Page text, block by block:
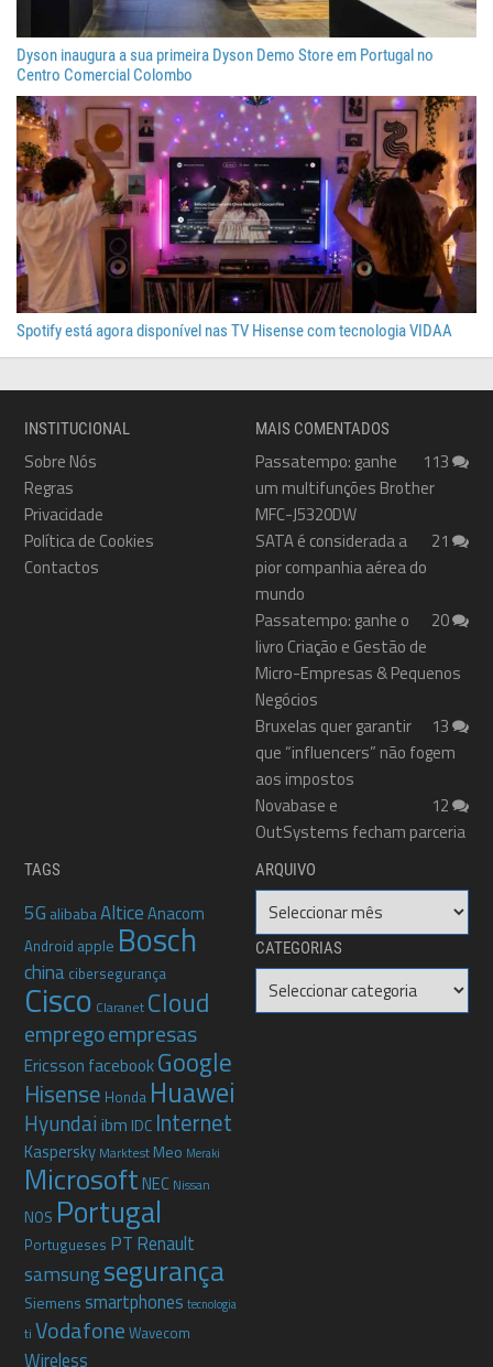
Dyson inaugura a sua primeira Dyson Demo Store em Portugal no
Centro Comercial Colombo
Spotify está agora disponível nas TV Hisense com tecnologia VIDAA
INSTITUCIONAL
Sobre Nós
Regras
Privacidade
Política de Cookies
Contactos
MAIS COMENTADOS
113
Passatempo: ganhe
um multifunções Brother
MFC-J5320DW
21
SATA é considerada a
pior companhia aérea do
mundo
20
Passatempo: ganhe o
livro Criação e Gestão de
Micro-Empresas & Pequenos
Negócios
13
Bruxelas quer garantir
que “influencers” não fogem
aos impostos
12
Novabase e
OutSystems fecham parceria
TAGS
5G alibabaAlticeAnacom
Android apple Bosch
china cibersegurança
Cisco Claranet Cloud
empregoempresas
Ericsson facebookGoogle
Hisense Honda Huawei
Hyundai ibm IDC Internet
Kaspersky Marktest Meo Meraki
MicrosoftNEC Nissan
NOS Portugal
Portugueses PT Renault
samsungsegurança
Siemenssmartphones tecnologia
ti Vodafone Wavecom
Wireless
ARQUIVO
Arquivo
CATEGORIAS
Categorias